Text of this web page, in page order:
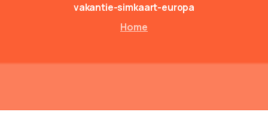
vakantie-simkaart-europa
Home